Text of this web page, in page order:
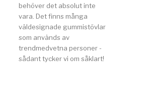
behöver det absolut inte
vara. Det finns många
väldesignade gummistövlar
som används av
trendmedvetna personer -
sådant tycker vi om såklart!